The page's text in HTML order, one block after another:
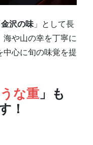
金沢の味 」として長
海や山の幸を丁寧に
中心に旬の味覚を提
うな重 」も
！